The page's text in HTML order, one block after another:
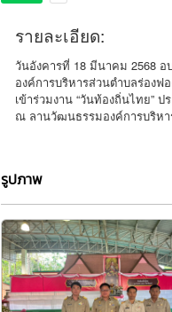
รายละเอียด:
วันอังคารที่ 18 มีนาคม 2568
องค์การบริหารส่วนตำบลร่องฟ
เข้าร่วมงาน “วันท้องถิ่นไทย”
ณ ลานวัฒนธรรมองค์การบริห
รูปภาพ